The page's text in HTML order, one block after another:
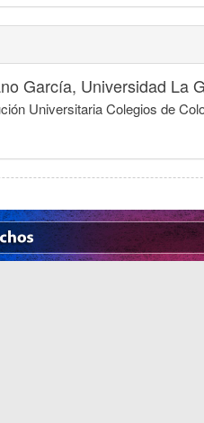
García, Universidad La
Universitaria Colegios de